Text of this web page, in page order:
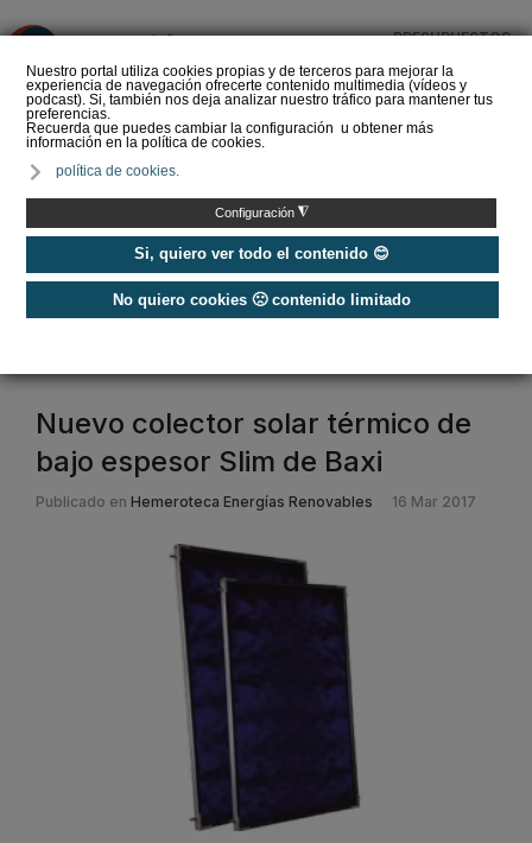
Nuestro portal utiliza cookies propias y de terceros para mejorar la
experiencia de navegación ofrecerte contenido multimedia (vídeos y
podcast). Si, también nos deja analizar nuestro tráfico para mantener tus
preferencias.
Recuerda que puedes cambiar la configuración u obtener más
información en la política de cookies.
política de cookies.
Configuración ◮
Si, quiero ver todo el contenido 😊
No quiero cookies 🙁 contenido limitado
PRESUPUESTOS
del Amperio (Episodio 3)
Etiquetas / baxi
Nuevo colector solar térmico de
bajo espesor Slim de Baxi
Publicado en Hemeroteca Energías Renovables 16 Mar 2017